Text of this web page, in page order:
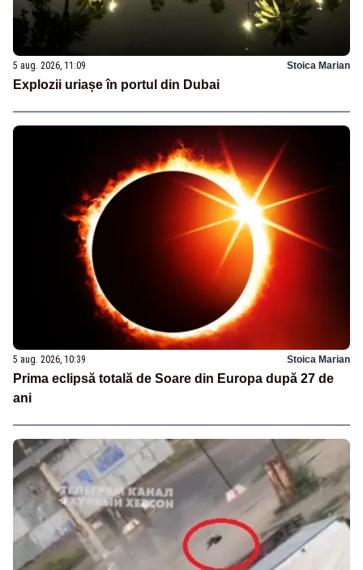
5 aug. 2026, 11:09 Stoica Marian
Explozii uriașe în portul din Dubai
5 aug. 2026, 10:39 Stoica Marian
Prima eclipsă totală de Soare din Europa după 27 de
ani